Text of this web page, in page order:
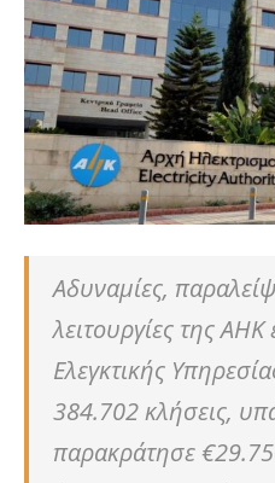
Αδυναμίες,
λειτουργίες της ΑΗΚ
Ελεγκτικής
384.702 κλήσεις,
παρακράτησε